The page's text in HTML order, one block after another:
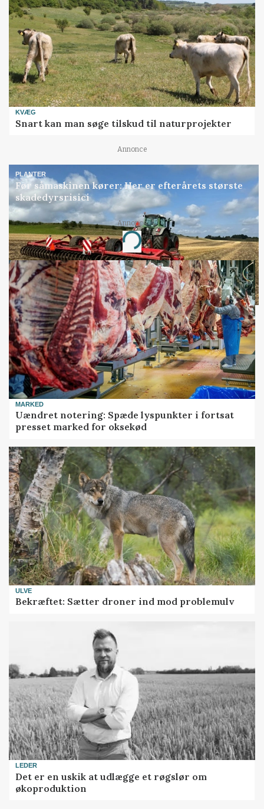
KVÆG
Snart kan man søge tilskud til naturprojekter
Annonce
PLANTER
Før såmaskinen kører: Her er efterårets største
skadedyrsrisici
Annonce
Loading...
MARKED
Uændret notering: Spæde lyspunkter i fortsat
presset marked for oksekød
ULVE
Bekræftet: Sætter droner ind mod problemulv
LEDER
Det er en uskik at udlægge et røgslør om
økoproduktion